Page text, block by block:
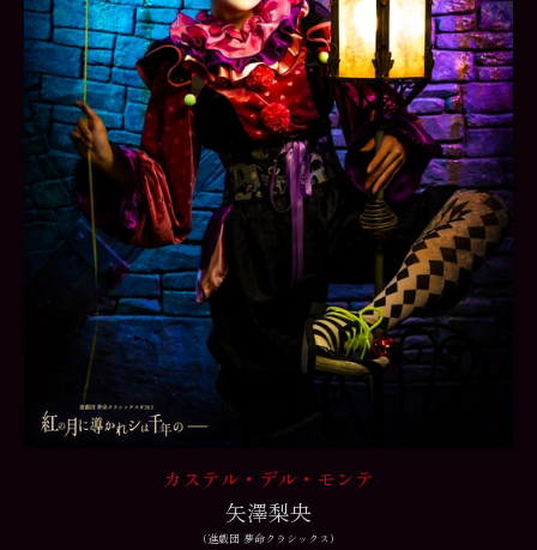
カステル・デル・モンテ
矢澤梨央
（進戯団 夢命クラシックス）